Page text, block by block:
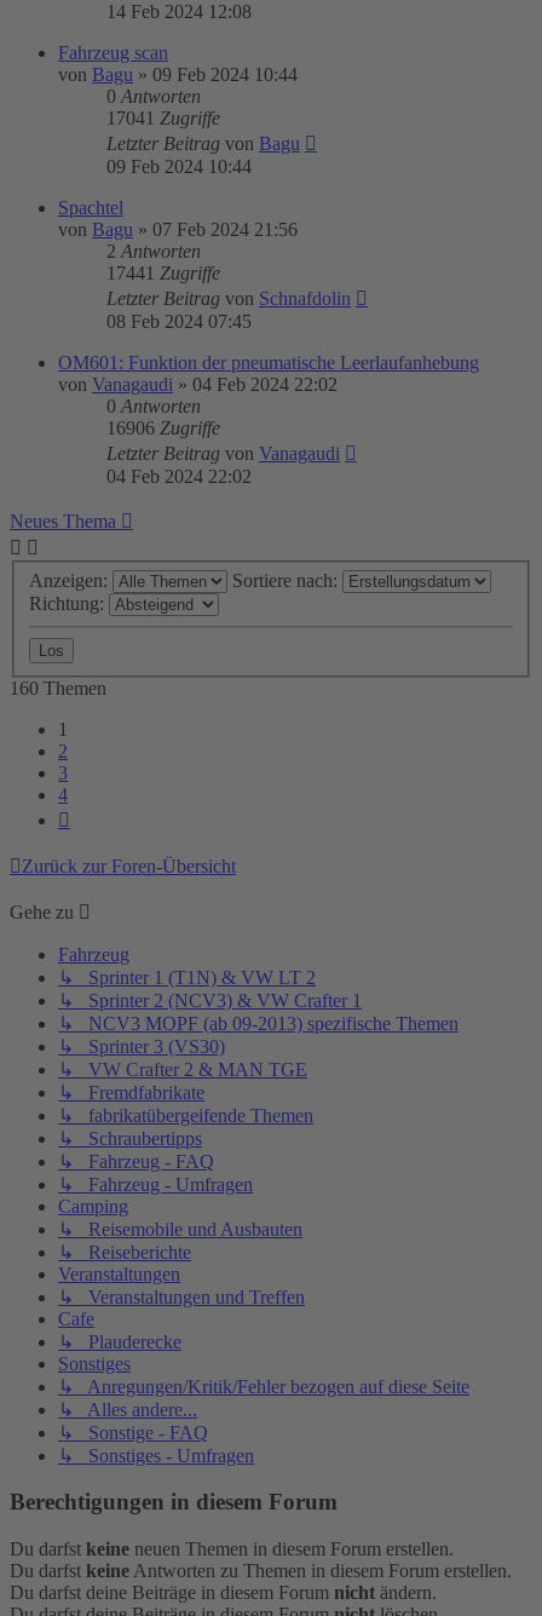
14 Feb 2024 12:08
Fahrzeug scan
von Bagu » 09 Feb 2024 10:44
0 Antworten
17041 Zugriffe
Letzter Beitrag von Bagu
09 Feb 2024 10:44
Spachtel
von Bagu » 07 Feb 2024 21:56
2 Antworten
17441 Zugriffe
Letzter Beitrag von Schnafdolin
08 Feb 2024 07:45
OM601: Funktion der pneumatische Leerlaufanhebung
von Vanagaudi » 04 Feb 2024 22:02
0 Antworten
16906 Zugriffe
Letzter Beitrag von Vanagaudi
04 Feb 2024 22:02
Neues Thema
Anzeigen:
Sortiere nach:
Richtung:
160 Themen
1
2
3
4
Zurück zur Foren-Übersicht
Gehe zu
Fahrzeug
↳ Sprinter 1 (T1N) & VW LT 2
↳ Sprinter 2 (NCV3) & VW Crafter 1
↳ NCV3 MOPF (ab 09-2013) spezifische Themen
↳ Sprinter 3 (VS30)
↳ VW Crafter 2 & MAN TGE
↳ Fremdfabrikate
↳ fabrikatübergeifende Themen
↳ Schraubertipps
↳ Fahrzeug - FAQ
↳ Fahrzeug - Umfragen
Camping
↳ Reisemobile und Ausbauten
↳ Reiseberichte
Veranstaltungen
↳ Veranstaltungen und Treffen
Cafe
↳ Plauderecke
Sonstiges
↳ Anregungen/Kritik/Fehler bezogen auf diese Seite
↳ Alles andere...
↳ Sonstige - FAQ
↳ Sonstiges - Umfragen
Berechtigungen in diesem Forum
Du darfst keine neuen Themen in diesem Forum erstellen.
Du darfst keine Antworten zu Themen in diesem Forum erstellen.
Du darfst deine Beiträge in diesem Forum nicht ändern.